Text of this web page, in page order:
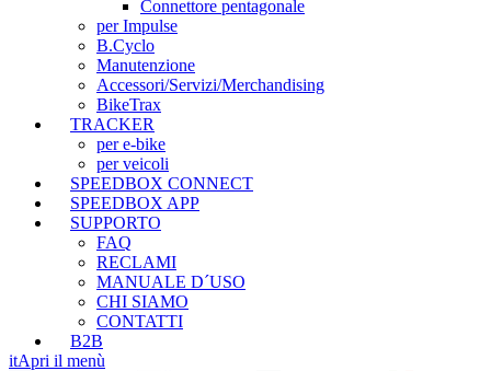
Connettore pentagonale
per Impulse
B.Cyclo
Manutenzione
Accessori/Servizi/Merchandising
BikeTrax
TRACKER
per e-bike
per veicoli
SPEEDBOX CONNECT
SPEEDBOX APP
SUPPORTO
FAQ
RECLAMI
MANUALE D´USO
CHI SIAMO
CONTATTI
B2B
itApri il menù